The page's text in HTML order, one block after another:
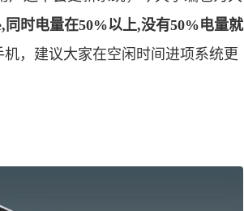
时电量在50%以上,没有50%电量就
，建议大家在空闲时间进项系统更